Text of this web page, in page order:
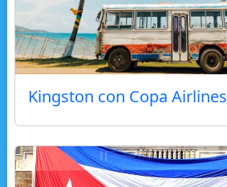
Kingston con Copa Airlines